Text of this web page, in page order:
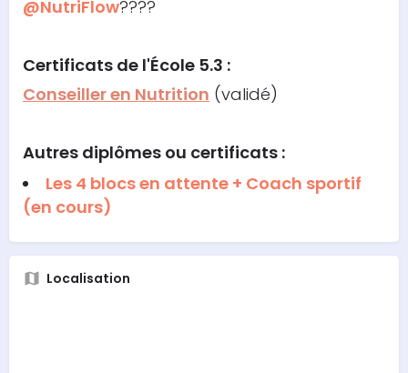
@NutriFlow????
Certificats de l'École 5.3 :
Conseiller en Nutrition (validé)
Autres diplômes ou certificats :
Les 4 blocs en attente + Coach sportif
(en cours)
Localisation